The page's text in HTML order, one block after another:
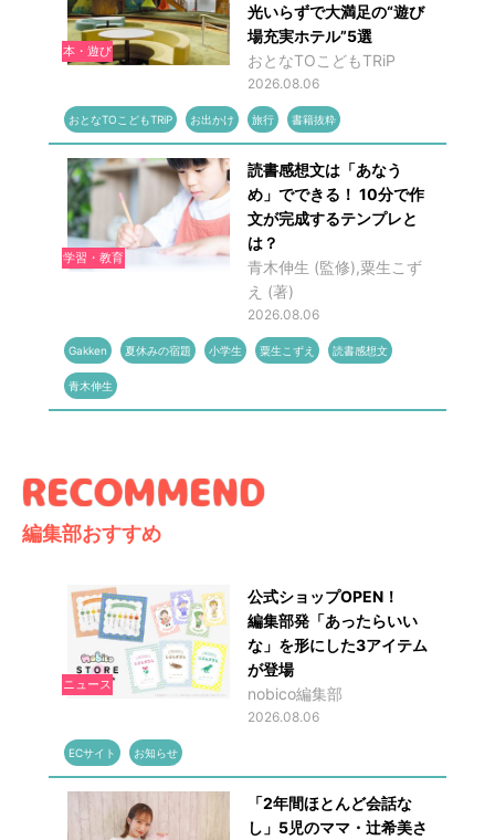
本・遊び
光いらずで大満足の“遊び
場充実ホテル”5選
おとなTOこどもTRiP
2026.08.06
おとなTOこどもTRiP お出かけ 旅行 書籍抜粋
学習・教育
読書感想文は「あなう
め」でできる！ 10分で作
文が完成するテンプレと
は？
青木伸生 (監修),粟生こず
え (著)
2026.08.06
Gakken 夏休みの宿題 小学生 粟生こずえ 読書感想文
青木伸生
編集部おすすめ
ニュース
公式ショップOPEN！
編集部発「あったらいい
な」を形にした3アイテム
が登場
nobico編集部
2026.08.06
ECサイト お知らせ
「2年間ほとんど会話な
し」5児のママ・辻希美さ